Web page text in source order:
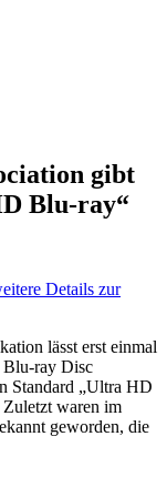
gibt
Blu-ray“
lässt erst einmal
Blu-ray Disc
Standard „Ultra HD
waren im
geworden, die